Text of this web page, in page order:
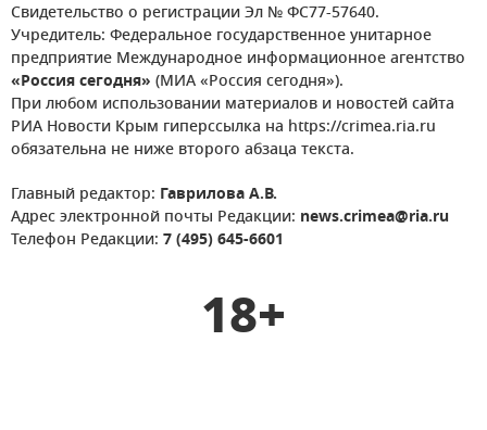
Свидетельство о регистрации Эл № ФС77-57640.
Учредитель: Федеральное государственное унитарное
предприятие Международное информационное агентство
«Россия сегодня» (МИА «Россия сегодня»).
При любом использовании материалов и новостей сайта
РИА Новости Крым гиперссылка на https://crimea.ria.ru
обязательна не ниже второго абзаца текста.
Главный редактор: Гаврилова А.В.
Адрес электронной почты Редакции: news.crimea@ria.ru
Телефон Редакции: 7 (495) 645-6601
18+